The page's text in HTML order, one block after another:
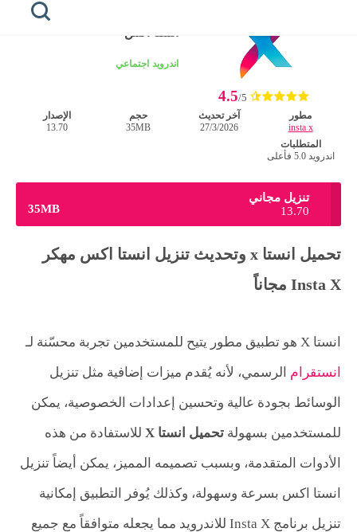
هونيستا
للايفون
للكمبيوتر
هونيستا
هونيستا
4.5/5
اندرويد اجتماعي
مطور
insta x
المتطلبات
اندرويد 5.0 فأعلى
آخر تحديث
27/3/2026
حجم
35MB
الإصدار
13.70
تنزيل مجاني
35MB
13.70
تحميل انستا x وتحديث تنزيل انستا اكس مهكر
Insta X مجاناً
انستا X هو تطبيق مطور يتيح للمستخدمين تجربة محسّنة لـ
انستقرام الرسمي، لأنه يُقدم ميزات إضافية مثل تنزيل
الوسائط بجودة عالية وتحسين إعدادات الخصوصية، يمكن
للمستخدمين بسهولة تحميل انستا X
للاستفادة من هذه
الأدوات المتقدمة، وبسبب تصميمه المميز، يمكن أيضاً تنزيل
انستا اكس بسرعة وسهولة، وكذلك يُوفر التطبيق إمكانية
تنزيل برنامج Insta X للاندرويد مما يجعله متوافقاً مع جميع